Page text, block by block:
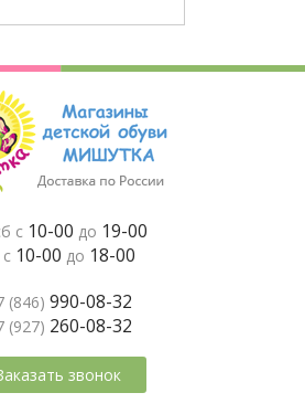
с 10-00 до 19-00
10-00 до 18-00
(846) 990-08-32
(927) 260-08-32
звонок